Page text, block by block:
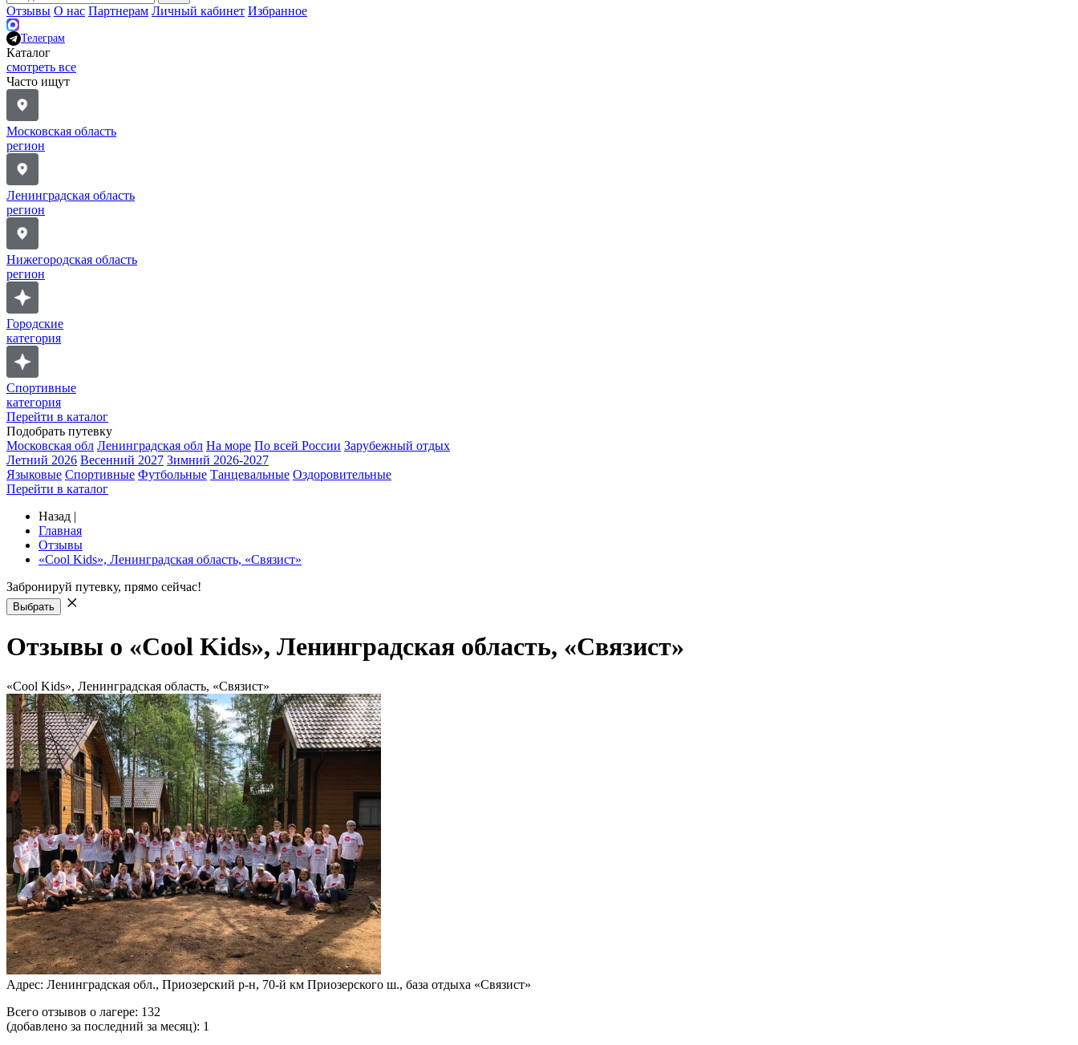
Отзывы О нас Партнерам Личный кабинет Избранное
Телеграм
Каталог
смотреть все
Часто ищут
Московская область
регион
Ленинградская область
регион
Нижегородская область
регион
Городские
категория
Спортивные
категория
Перейти в каталог
Подобрать путевку
Московская обл Ленинградская обл На море По всей России Зарубежный отдых
Летний 2026 Весенний 2027 Зимний 2026-2027
Языковые Спортивные Футбольные Танцевальные Оздоровительные
Перейти в каталог
Назад |
Главная
Отзывы
«Cool Kids», Ленинградская область, «Связист»
Забронируй путевку, прямо сейчас!
Выбрать
Отзывы о «Cool Kids», Ленинградская область, «Связист»
«Cool Kids», Ленинградская область, «Связист»
Адрес: Ленинградская обл., Приозерский р-н, 70-й км Приозерского ш., база отдыха «Связист»
Всего отзывов о лагере: 132
(добавлено за последний за месяц): 1